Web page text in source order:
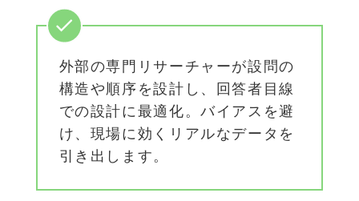
外部の専門リサーチャーが設問の
構造や順序を設計し、回答者目線
での設計に最適化。バイアスを避
け、現場に効くリアルなデータを
引き出します。